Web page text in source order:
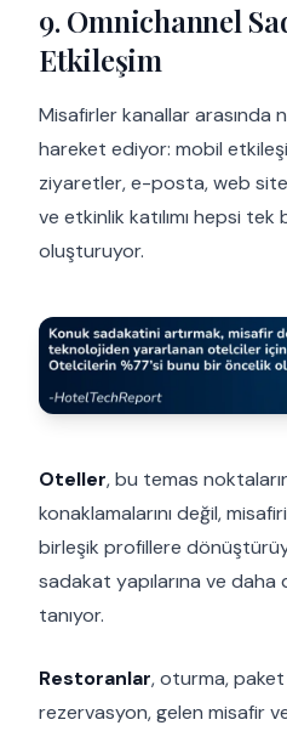
9. Omnichannel
Etkileşim
Misafirler kanallar arasında
hareket ediyor: mobil
ziyaretler, e-posta, web
ve etkinlik katılımı hepsi tek
oluşturuyor.
Oteller, bu temas
konaklamalarını değil,
birleşik profillere
sadakat yapılarına ve
tanıyor.
Restoranlar, oturma,
rezervasyon, gelen misafir